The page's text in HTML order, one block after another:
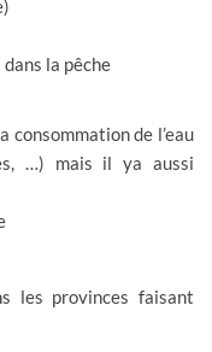
la pêche
consommation de l’eau
…) mais il ya aussi
les provinces faisant